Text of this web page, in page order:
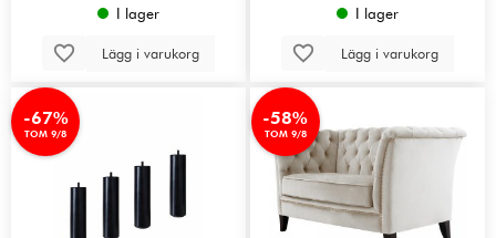
I lager
Lägg i varukorg
I lager
Lägg i varukorg
-67%
TOM 9/8
-58%
TOM 9/8